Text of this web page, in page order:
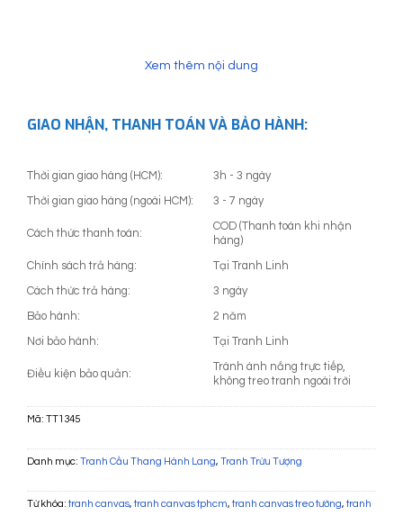
Xem thêm nội dung
GIAO NHẬN, THANH TOÁN VÀ BẢO HÀNH:
Thời gian giao hàng (HCM):
3h - 3 ngày
Thời gian giao hàng (ngoài HCM):
3 - 7 ngày
Cách thức thanh toán:
COD (Thanh toán khi nhận
hàng)
Chính sách trả hàng:
Tại Tranh Linh
Cách thức trả hàng:
3 ngày
Bảo hành:
2 năm
Nơi bảo hành:
Tại Tranh Linh
Điều kiện bảo quản:
Tránh ánh nắng trực tiếp,
không treo tranh ngoài trời
Mã: TT1345
Danh mục: Tranh Cầu Thang Hành Lang, Tranh Trừu Tượng
Từ khóa: tranh canvas, tranh canvas tphcm, tranh canvas treo tường, tranh